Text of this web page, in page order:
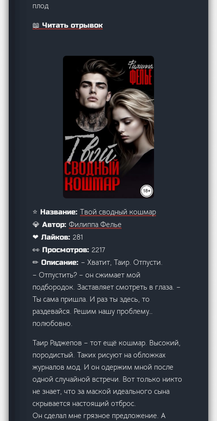
плод
📖 Читать отрывок
⭐ Название:Твой сводный кошмар
💎 Автор:Филиппа Фелье
❤ Лайков:281
👀 Просмотров:2217
✏ Описание: – Хватит, Таир. Отпусти.
– Отпустить? – он сжимает мой
подбородок. Заставляет смотреть в глаза. –
Ты сама пришла. И раз ты здесь, то
раздевайся. Решим нашу проблему…
полюбовно.
Таир Раджепов – тот ещё кошмар. Высокий,
породистый. Таких рисуют на обложках
журналов мод. И он одержим мной после
одной случайной встречи. Вот только никто
не знает, что за маской идеального сына
скрывается настоящий отброс.
Он сделал мне грязное предложение. А